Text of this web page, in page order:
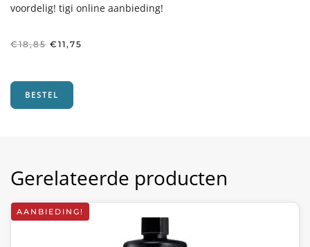
voordelig! tigi online aanbieding!
€18,85 Oorspronkelijke
€ 11,75
BESTEL
Gerelateerde producten
AANBIEDING!